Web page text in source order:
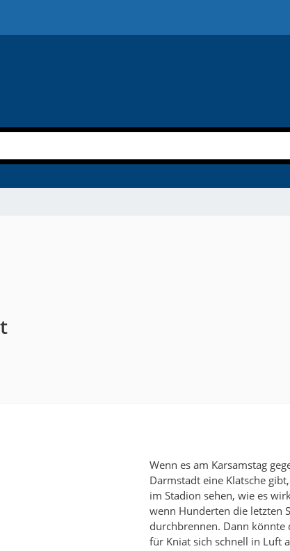
Wenn es am Karsamstag
Darmstadt eine Klatsche
im Stadion sehen, wie es
wenn Hunderten die letzten
durchbrennen. Dann könnte
für Kniat sich schnell in Luft